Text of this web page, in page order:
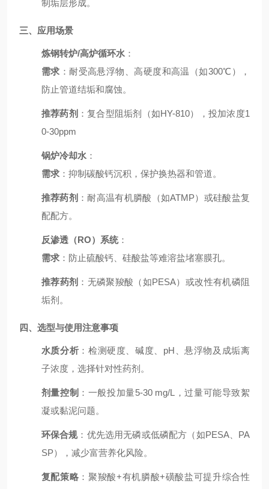
制垢层形成。
三、应用场景
炼钢转炉/高炉循环水：
需求 ：耐受高悬浮物、高硬度和高温（如300℃），
防止管道结垢和腐蚀。
推荐药剂 ：复合型阻垢剂（如HY-810），投加浓度1
0-30ppm
锅炉冷却水：
需求：抑制碳酸钙沉积，保护换热器和管道。
推荐药剂 ：耐高温有机膦酸（如ATMP）或硅酸盐复
配配方。
反渗透（RO）系统：
需求：防止硫酸钙、硅酸盐等难溶盐堵塞膜孔。
推荐药剂 ：无磷聚羧酸（如PESA）或改性有机磷阻
垢剂。
四、选型与使用注意事项
水质分析 ：检测硬度、碱度、pH、悬浮物及成垢离
子浓度，选择针对性药剂。
剂量控制 ：一般投加量5-30 mg/L，过量可能导致絮
凝或黏泥问题。
环保合规：优先选用无磷或低磷配方（如PESA、PA
SP），减少富营养化风险。
复配策略 ：聚羧酸+有机膦酸+磺酸盐可提升综合性